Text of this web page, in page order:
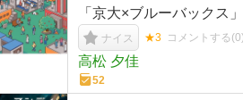
「京大×ブルーバックス
ナイス ★3 コメントする(0)
高松 夕佳
52